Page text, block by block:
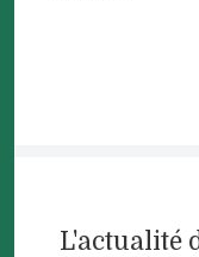
L'actualité